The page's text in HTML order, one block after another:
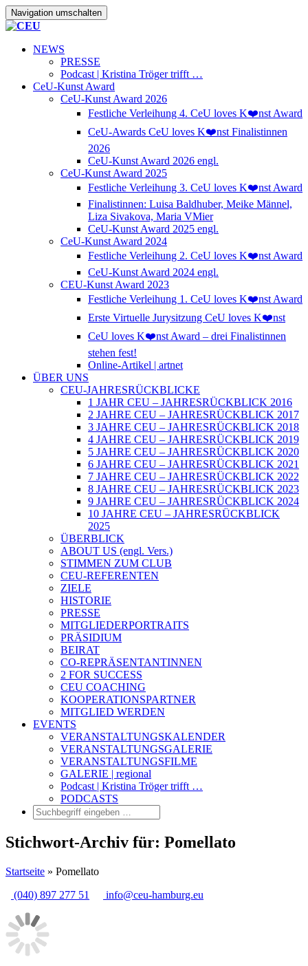
Navigation umschalten
NEWS
PRESSE
Podcast | Kristina Tröger trifft …
CeU-Kunst Award
CeU-Kunst Award 2026
Festliche Verleihung 4. CeU loves K❤️nst Award
CeU-Awards CeU loves K❤️nst Finalistinnen
2026
CeU-Kunst Award 2026 engl.
CeU-Kunst Award 2025
Festliche Verleihung 3. CeU loves K❤️nst Award
Finalistinnen: Luisa Baldhuber, Meike Männel,
Liza Sivakova, Maria VMier
CeU-Kunst Award 2025 engl.
CeU-Kunst Award 2024
Festliche Verleihung 2. CeU loves K❤️nst Award
CeU-Kunst Award 2024 engl.
CEU-Kunst Award 2023
Festliche Verleihung 1. CeU loves K❤️nst Award
Erste Virtuelle Jurysitzung CeU loves K❤️nst
CeU loves K❤️nst Award – drei Finalistinnen
stehen fest!
Online-Artikel | artnet
ÜBER UNS
CEU-JAHRESRÜCKBLICKE
1 JAHR CEU – JAHRESRÜCKBLICK 2016
2 JAHRE CEU – JAHRESRÜCKBLICK 2017
3 JAHRE CEU – JAHRESRÜCKBLICK 2018
4 JAHRE CEU – JAHRESRÜCKBLICK 2019
5 JAHRE CEU – JAHRESRÜCKBLICK 2020
6 JAHRE CEU – JAHRESRÜCKBLICK 2021
7 JAHRE CEU – JAHRESRÜCKBLICK 2022
8 JAHRE CEU – JAHRESRÜCKBLICK 2023
9 JAHRE CEU – JAHRESRÜCKBLICK 2024
10 JAHRE CEU – JAHRESRÜCKBLICK
2025
ÜBERBLICK
ABOUT US (engl. Vers.)
STIMMEN ZUM CLUB
CEU-REFERENTEN
ZIELE
HISTORIE
PRESSE
MITGLIEDERPORTRAITS
PRÄSIDIUM
BEIRAT
CO-REPRÄSENTANTINNEN
2 FOR SUCCESS
CEU COACHING
KOOPERATIONSPARTNER
MITGLIED WERDEN
EVENTS
VERANSTALTUNGSKALENDER
VERANSTALTUNGSGALERIE
VERANSTALTUNGSFILME
GALERIE | regional
Podcast | Kristina Tröger trifft …
PODCASTS
Stichwort-Archiv für: Pomellato
Startseite » Pomellato
(040) 897 277 51
info@ceu-hamburg.eu